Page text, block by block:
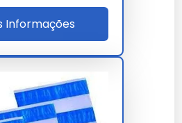
para nota fiscal varia de R$
dependendo da quantidade
Compras em grandes
Informações